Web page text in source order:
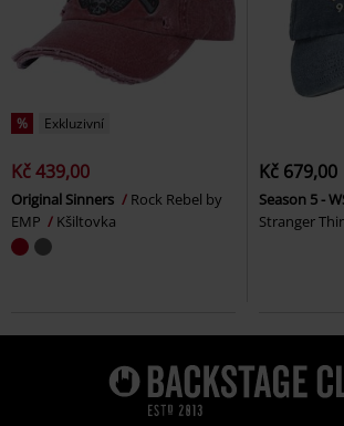
% Exkluzivní
Kč 439,00
Original Sinners
Rock Rebel by
EMP
Kšiltovka
Kč 679,00
Season 5 -
Stranger